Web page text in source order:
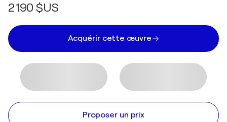
2 190 $US
Acquérir cette œuvre
Proposer un prix